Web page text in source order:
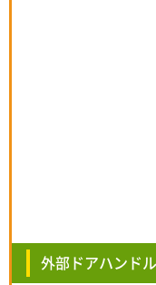
外部ドアハンド